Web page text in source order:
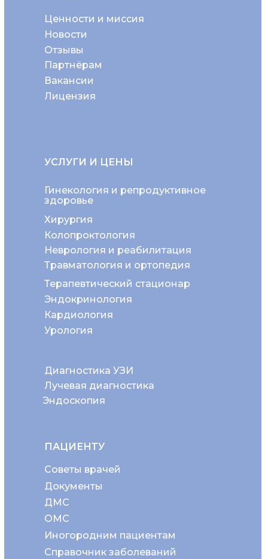
Ценности и миссия
Новости
Отзывы
Партнёрам
Вакансии
Лицензия
Неврология и реабилитация
Колопроктология
Хирургия
Гинекология и репродуктивное
здоровье
Диагностика УЗИ
Эндоскопия
Травматология и ортопедия
Эндокринология
Терапевтический стационар
Кардиология
Урология
Лучевая диагностика
УСЛУГИ И ЦЕНЫ
ПАЦИЕНТУ
Советы врачей
ОМС
Документы
ДМС
Иногородним пациентам
Справочник заболеваний